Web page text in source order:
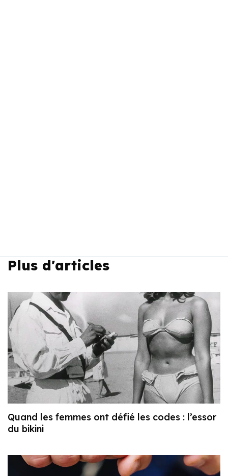
Plus d'articles
Quand les femmes ont défié les codes : l’essor
du bikini